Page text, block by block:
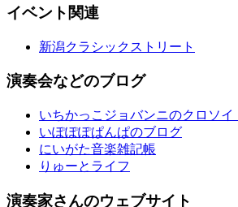
イベント関連
新潟クラシックストリート
演奏会などのブログ
いちかっこジョバンニのクロソイ
いぽぽぽぱんぱのブログ
にいがた音楽雑記帳
りゅーとライフ
演奏家さんのウェブサイト